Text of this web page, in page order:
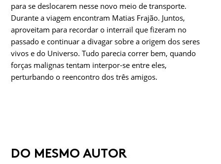
para se deslocarem nesse novo meio de transporte.
Durante a viagem encontram Matias Frajão. Juntos,
aproveitam para recordar o interrail que fizeram no
passado e continuar a divagar sobre a origem dos seres
vivos e do Universo. Tudo parecia correr bem, quando
forças malignas tentam interpor-se entre eles,
perturbando o reencontro dos três amigos.
DO MESMO AUTOR